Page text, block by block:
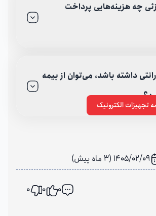
چه هزینه‌هایی پرداخت
داشته باشد، می‌توان از بیمه
1405/02/09 (3 ماه پیش)
0
0
0
تجهیزات الکترونیک